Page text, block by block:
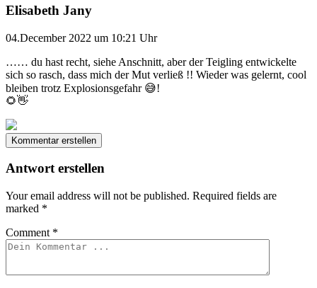
Elisabeth Jany
04.December 2022 um 10:21 Uhr
…… du hast recht, siehe Anschnitt, aber der Teigling entwickelte
sich so rasch, dass mich der Mut verließ !! Wieder was gelernt, cool
bleiben trotz Explosionsgefahr 😅!
🌻👋
Kommentar erstellen
Antwort erstellen
Your email address will not be published. Required fields are
marked *
Comment *